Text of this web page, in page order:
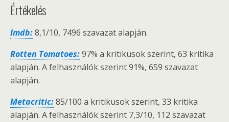
Értékelés
Imdb:8,1/10, 7496 szavazat alapján.
Rotten Tomatoes:97% a kritikusok szerint, 63 kritika
alapján. A felhasználók szerint 91%, 659 szavazat
alapján.
Metacritic:85/100 a kritikusok szerint, 33 kritika
alapján. A felhasználók szerint 7,3/10, 112 szavazat